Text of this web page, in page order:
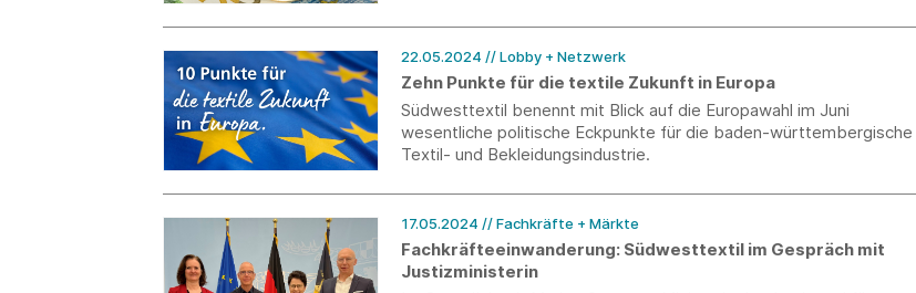
22.05.2024 // Lobby + Netzwerk
Zehn Punkte für die textile Zukunft in Europa
Südwesttextil benennt mit Blick auf die Europawahl im Juni
wesentliche politische Eckpunkte für die baden-württembergische
Textil- und Bekleidungsindustrie.
17.05.2024 // Fachkräfte + Märkte
Fachkräfteeinwanderung: Südwesttextil im Gespräch mit
Justizministerin